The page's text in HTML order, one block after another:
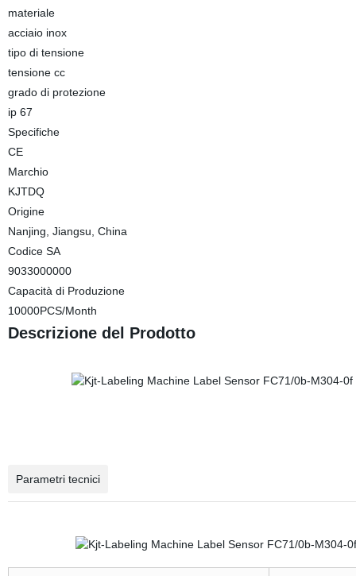
materiale
acciaio inox
tipo di tensione
tensione cc
grado di protezione
ip 67
Specifiche
CE
Marchio
KJTDQ
Origine
Nanjing, Jiangsu, China
Codice SA
9033000000
Capacità di Produzione
10000PCS/Month
Descrizione del Prodotto
Parametri tecnici